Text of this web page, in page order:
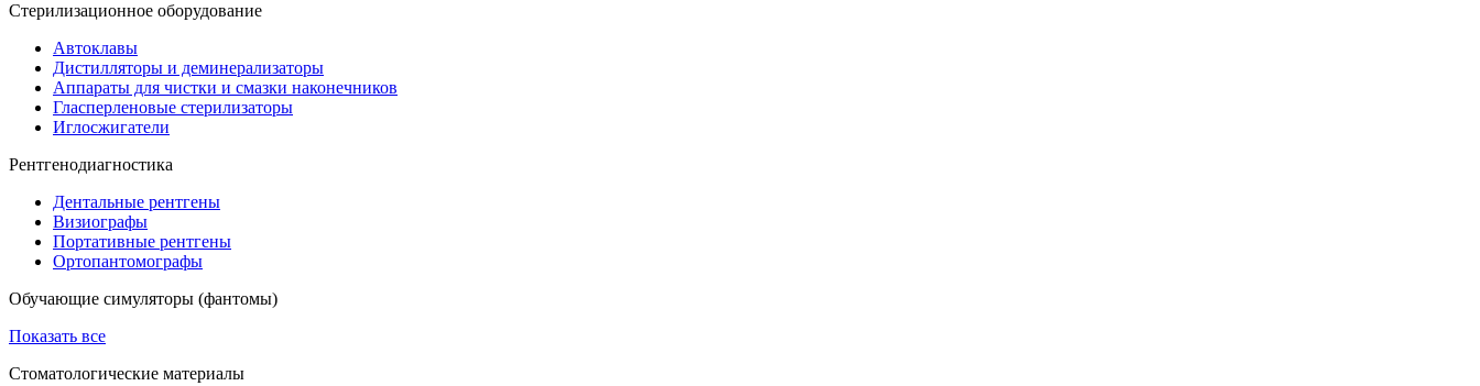
Стерилизационное оборудование
Автоклавы
Дистилляторы и деминерализаторы
Аппараты для чистки и смазки наконечников
Гласперленовые стерилизаторы
Иглосжигатели
Рентгенодиагностика
Дентальные рентгены
Визиографы
Портативные рентгены
Ортопантомографы
Обучающие симуляторы (фантомы)
Показать все
Стоматологические материалы